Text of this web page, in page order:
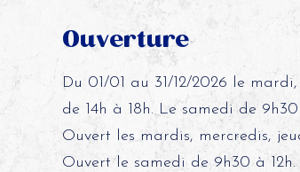
Ouverture
Du 01/01 au 31/12/2026 le
de 14h à 18h. Le samedi de 9h30
Ouvert les mardis, mercredis,
Ouvert le samedi de 9h30 à 12h.